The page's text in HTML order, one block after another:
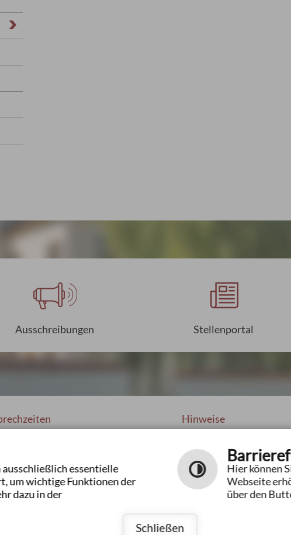
Ausschreibungen Stellenportal
16:00 bis 19:00 Uhr
14:00 bis 16:00 Uhr
nach Vereinbarung
Hinweise
Impressum
Datenschutzerklärung
Hilfe
Inhaltsverzeichnis
Kontrastseite
essentielle
um wichtige Funktionen der
dazu in der
Hier können
Webseite
über den
Schließen